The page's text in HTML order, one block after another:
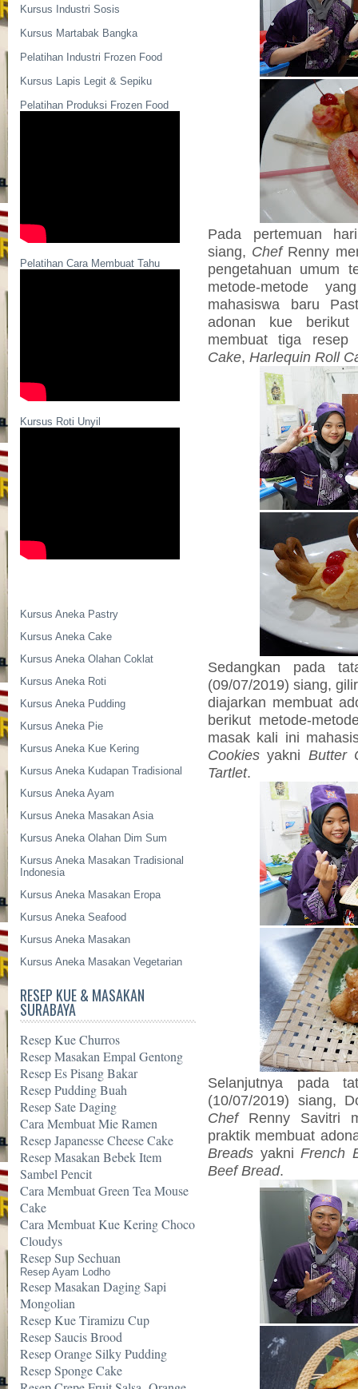
Kursus Industri Sosis
Kursus Martabak Bangka
Pelatihan Industri Frozen Food
Kursus Lapis Legit & Sepiku
Pelatihan Produksi Frozen Food
Pelatihan Cara Membuat Tahu
Kursus Roti Unyil
Kursus Aneka Pastry
Kursus Aneka Cake
Kursus Aneka Olahan Coklat
Kursus Aneka Roti
Kursus Aneka Pudding
Kursus Aneka Pie
Kursus Aneka Kue Kering
Kursus Aneka Kudapan Tradisional
Kursus Aneka Ayam
Kursus Aneka Masakan Asia
Kursus Aneka Olahan Dim Sum
Kursus Aneka Masakan Tradisional
Indonesia
Kursus Aneka Masakan Eropa
Kursus Aneka Seafood
Kursus Aneka Masakan
Kursus Aneka Masakan Vegetarian
RESEP KUE & MASAKAN
SURABAYA
Resep Kue Churros
Resep Masakan Empal Gentong
Resep Es Pisang Bakar
Resep Pudding Buah
Resep Sate Daging
Cara Membuat Mie Ramen
Resep Japanesse Cheese Cake
Resep Masakan Bebek Item
Sambel Pencit
Cara Membuat Green Tea Mouse
Cake
Cara Membuat Kue Kering Choco
Cloudys
Resep Sup Sechuan
Resep Ayam Lodho
Resep Masakan Daging Sapi
Mongolian
Resep Kue Tiramizu Cup
Resep Saucis Brood
Resep Orange Silky Pudding
Resep Sponge Cake
Pada pertemuan
siang, Chef Renny
pengetahuan umum
metode-metode
mahasiswa baru
adonan kue berikut
membuat tiga resep
Cake, Harlequin Roll
Sedangkan pada
(09/07/2019) siang,
diajarkan membuat
berikut metode-
masak kali ini
Cookiesyakni Butter
Tartlet.
Selanjutnya pada
(10/07/2019) siang,
ChefRenny Savitri
praktik membuat
Breads yakniFrench
Beef Bread.